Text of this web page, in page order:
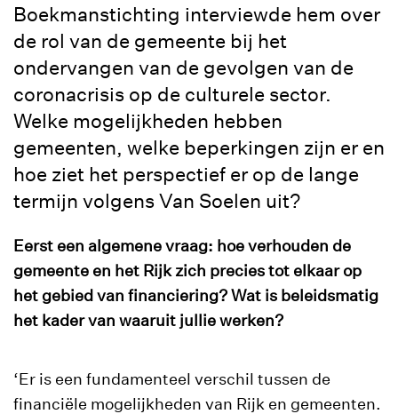
Boekmanstichting interviewde hem over
de rol van de gemeente bij het
ondervangen van de gevolgen van de
coronacrisis op de culturele sector.
Welke mogelijkheden hebben
gemeenten, welke beperkingen zijn er en
hoe ziet het perspectief er op de lange
termijn volgens Van Soelen uit?
Eerst een algemene vraag: hoe verhouden de
gemeente en het Rijk zich precies tot elkaar op
het gebied van financiering? Wat is beleidsmatig
het kader van waaruit jullie werken?
‘Er is een fundamenteel verschil tussen de
financiële mogelijkheden van Rijk en gemeenten.